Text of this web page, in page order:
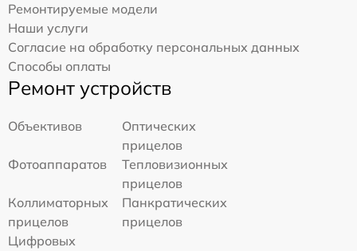
Ремонтируемые модели
Наши услуги
Согласие на обработку персональных данных
Способы оплаты
Ремонт устройств
Объективов
Оптических
прицелов
Фотоаппаратов
Тепловизионных
прицелов
Коллиматорных
прицелов
Панкратических
прицелов
Цифровых